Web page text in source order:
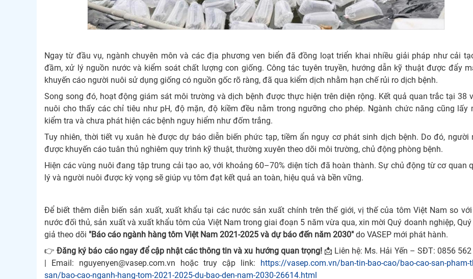
Ngay từ đầu vụ, ngành chuyên môn và các địa phương ven biển đã đồng loạt triển khai nhiều giải pháp như cải
đầm, xử lý nguồn nước và kiểm soát chất lượng con giống. Công tác tuyên truyền, hướng dẫn kỹ thuật được đẩy
khuyến cáo người nuôi sử dụng giống có nguồn gốc rõ ràng, đã qua kiểm dịch nhằm hạn chế rủi ro dịch bệnh.
Song song đó, hoạt động giám sát môi trường và dịch bệnh được thực hiện trên diện rộng. Kết quả quan trắc tại 38
nuôi cho thấy các chỉ tiêu như pH, độ mặn, độ kiềm đều nằm trong ngưỡng cho phép. Ngành chức năng cũng lấy
kiểm tra và chưa phát hiện các bệnh nguy hiểm như đốm trắng.
Tuy nhiên, thời tiết vụ xuân hè được dự báo diễn biến phức tạp, tiềm ẩn nguy cơ phát sinh dịch bệnh. Do đó, người
được khuyến cáo tuân thủ nghiêm quy trình kỹ thuật, thường xuyên theo dõi môi trường, chủ động phòng bệnh.
Hiện các vùng nuôi đang tập trung cải tạo ao, với khoảng 60–70% diện tích đã hoàn thành. Sự chủ động từ cơ quan
lý và người nuôi được kỳ vọng sẽ giúp vụ tôm đạt kết quả an toàn, hiệu quả và bền vững.
Để biết thêm diễn biến sản xuất, xuất khẩu tại các nước sản xuất chính trên thế giới, vị thế của tôm Việt Nam so
nước đối thủ, sản xuất và xuất khẩu tôm của Việt Nam trong giai đoạn 5 năm vừa qua, xin mời Quý doanh nghiệp,
giả theo dõi "Báo cáo ngành hàng tôm Việt Nam 2021-2025 và dự báo đến năm 2030" do VASEP mới phát hành.
👉Đăng ký báo cáo ngay để cập nhật các thông tin và xu hướng quan trọng!📩 Liên hệ: Ms. Hải Yến – SĐT: 0856 562
| Email: nguyenyen@vasep.com.vn hoặc truy cập link: https://vasep.com.vn/ban-tin-bao-cao/bao-cao-san-pham-
san/bao-cao-nganh-hang-tom-2021-2025-du-bao-den-nam-2030-26614.html